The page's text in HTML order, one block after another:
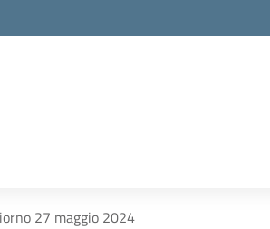
27 maggio 2024